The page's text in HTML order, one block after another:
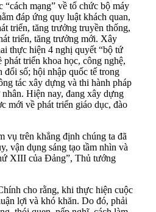
“cách mạng” về tổ chức bộ máy
đáp ứng quy luật khách quan,
triển, tăng trưởng truyền thống,
triển, tăng trưởng mới. Xây
thực hiện 4 nghị quyết “bộ tứ
triển khoa học, công nghệ,
đổi số; hội nhập quốc tế trong
tác xây dựng và thi hành pháp
Hiện nay, đang xây dựng
mới về phát triển giáo dục, đào
vụ trên khẳng định chúng ta đã
vận dụng sáng tạo tầm nhìn và
XIII của Đảng”, Thủ tướng
cho rằng, khi thực hiện cuộc
lợi và khó khăn. Do đó, phải